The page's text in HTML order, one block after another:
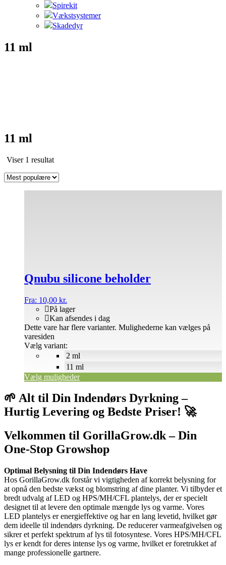
Spirekit
Vækstsystemer
Skadedyr
11 ml
11 ml
Viser 1 resultat
Qnubu silicone beholder
Fra: 10,00 kr.
På lager
Kan afsendes i dag
Vælg variant:
Vælg muligheder
Dette vare har flere varianter. Mulighederne kan vælges på
varesiden
2 ml
11 ml
🌱 Alt til Din Indendørs Dyrkning –
Hurtig Levering og Bedste Priser! 🚀
Velkommen til GorillaGrow.dk – Din
One-Stop Growshop
Optimal Belysning til Din Indendørs Have
Hos GorillaGrow.dk forstår vi vigtigheden af korrekt belysning for
at opnå den bedste vækst og blomstring af dine planter. Vi tilbyder et
bredt udvalg af LED og HPS/MH/CFL plantelys, der er specielt
designet til at levere den optimale mængde lys og varme. Vores
LED plantelys er energieffektive og har en lang levetid, hvilket gør
dem ideelle til indendørs dyrkning. De reducerer varmeafgivelsen og
sikrer et perfekt spektrum af lys til fotosyntese. Vores HPS/MH/CFL
lys er kendt for deres intense lys og varme, hvilket er foretrukket af
mange professionelle gartnere.